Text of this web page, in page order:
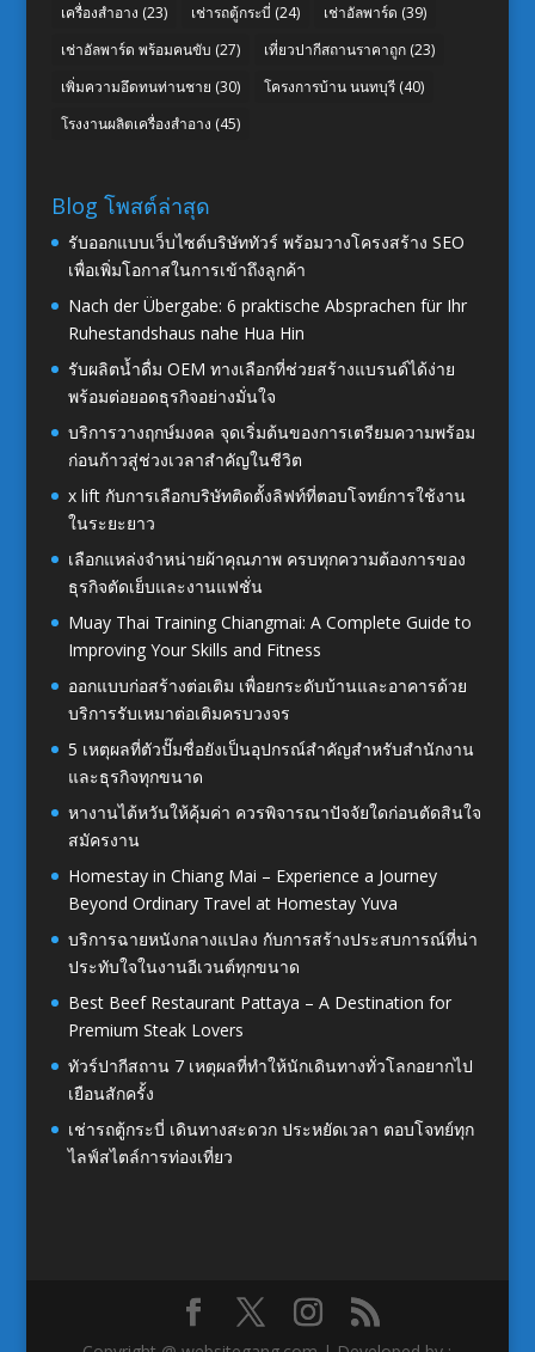
เครื่องสำอาง (23) เช่ารถตู้กระบี่ (24) เช่าอัลพาร์ด (39)
เช่าอัลพาร์ด พร้อมคนขับ (27) เที่ยวปากีสถานราคาถูก(23)
เพิ่มความอึดทนท่านชาย (30) โครงการบ้าน นนทบุรี(40)
โรงงานผลิตเครื่องสำอาง (45)
Blog โพสต์ล่าสุด
รับออกแบบเว็บไซต์บริษัททัวร์ พร้อมวางโครงสร้าง SEO
เพื่อเพิ่มโอกาสในการเข้าถึงลูกค้า
Nach der Übergabe: 6 praktische Absprachen für Ihr
Ruhestandshaus nahe Hua Hin
รับผลิตน้ำดื่ม OEM ทางเลือกที่ช่วยสร้างแบรนด์ได้ง่าย
พร้อมต่อยอดธุรกิจอย่างมั่นใจ
บริการวางฤกษ์มงคล จุดเริ่มต้นของการเตรียมความพร้อม
ก่อนก้าวสู่ช่วงเวลาสำคัญในชีวิต
x lift กับการเลือกบริษัทติดตั้งลิฟท์ที่ตอบโจทย์การใช้งาน
ในระยะยาว
เลือกแหล่งจำหน่ายผ้าคุณภาพ ครบทุกความต้องการของ
ธุรกิจตัดเย็บและงานแฟชั่น
Muay Thai Training Chiangmai: A Complete Guide to
Improving Your Skills and Fitness
ออกแบบก่อสร้างต่อเติม เพื่อยกระดับบ้านและอาคารด้วย
บริการรับเหมาต่อเติมครบวงจร
5 เหตุผลที่ตัวปั๊มชื่อยังเป็นอุปกรณ์สำคัญสำหรับสำนักงาน
และธุรกิจทุกขนาด
หางานไต้หวันให้คุ้มค่า ควรพิจารณาปัจจัยใดก่อนตัดสินใจ
สมัครงาน
Homestay in Chiang Mai – Experience a Journey
Beyond Ordinary Travel at Homestay Yuva
บริการฉายหนังกลางแปลง กับการสร้างประสบการณ์ที่น่า
ประทับใจในงานอีเวนต์ทุกขนาด
Best Beef Restaurant Pattaya – A Destination for
Premium Steak Lovers
ทัวร์ปากีสถาน 7 เหตุผลที่ทำให้นักเดินทางทั่วโลกอยากไป
เยือนสักครั้ง
เช่ารถตู้กระบี่ เดินทางสะดวก ประหยัดเวลา ตอบโจทย์ทุก
ไลฟ์สไตล์การท่องเที่ยว